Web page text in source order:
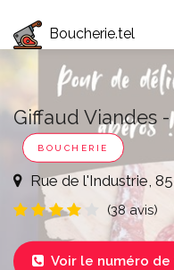
Boucherie.tel
Giffaud Viandes -
BOUCHERIE
Rue de l'Industrie,
(38 avis)
 Voir le numéro